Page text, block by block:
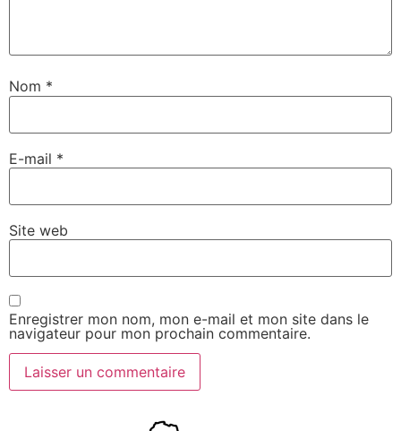
Nom *
E-mail *
Site web
Enregistrer mon nom, mon e-mail et mon site dans le
navigateur pour mon prochain commentaire.